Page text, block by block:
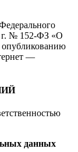
г. № 152-ФЗ «О
—
данных